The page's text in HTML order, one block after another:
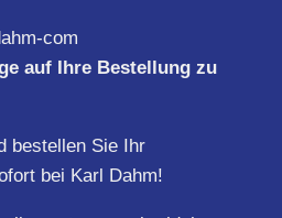
auf Ihre Bestellung zu
bestellen Sie Ihr
bei Karl Dahm!